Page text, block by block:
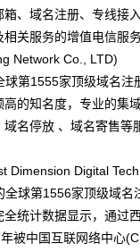
、域名注册、专线接
关服务的增值电信服务
Network Co., LTD)
第1555家顶级域名注
的知名度，专业的集
名停放 、域名寄售等
Digital
球第1556家顶级域名
统计数据显示，通过
被中国互联网络中心